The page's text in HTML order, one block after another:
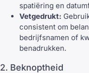
spatiëring en
Vetgedrukt:
consistent om
bedrijfsnamen of
benadrukken.
2. Beknoptheid